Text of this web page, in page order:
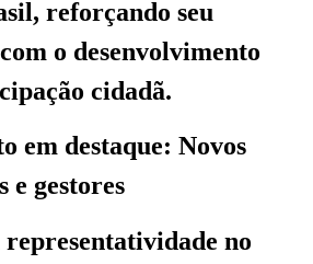
reforçando seu
o desenvolvimento
cidadã.
em destaque: Novos
e gestores
no